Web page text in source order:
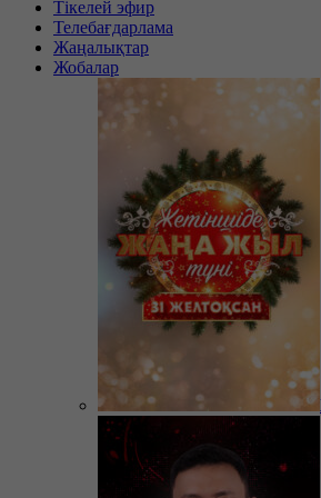
Тікелей эфир
Телебағдарлама
Жаңалықтар
Жобалар